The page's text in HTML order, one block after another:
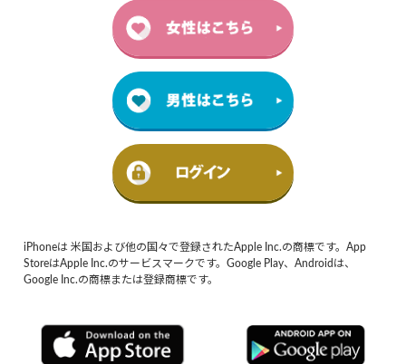
iPhoneは 米国および他の国々で登録されたApple Inc.の商標です。App
StoreはApple Inc.のサービスマークです。Google Play、Androidは、
Google Inc.の商標または登録商標です。